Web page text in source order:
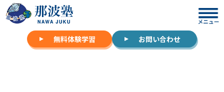
無料体験学習 お問い合わせ